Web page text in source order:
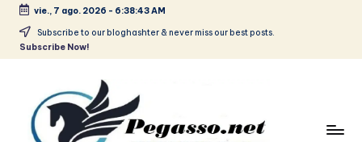
Saltar
vie., 7 ago. 2026 - 6:38:43 AM
Subscribe to our bloghashter & never miss our best posts.
Subscribe Now!